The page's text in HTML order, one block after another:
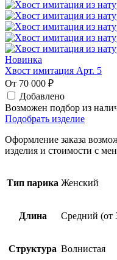
Новинка
Хвост имитация Арт. 5
От 70 000 ₽
Добавлено
Возможен подбор из
Подобрать изделие
Оформление заказа
изделия и стоимости с
Тип парика Женский
Длина Средний (от
Структура Волнистая